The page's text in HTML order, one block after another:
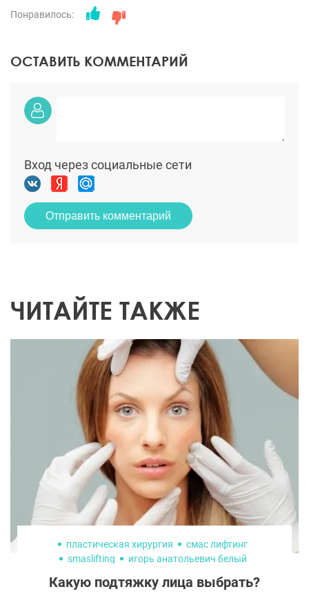
Понравилось:
ОСТАВИТЬ КОММЕНТАРИЙ
Вход через социальные сети
Отправить комментарий
ЧИТАЙТЕ ТАКЖЕ
пластическая хирургия
смас лифтинг
smaslifting
игорь анатольевич белый
Какую подтяжку лица выбрать?